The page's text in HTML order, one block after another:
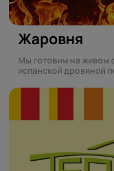
Жаровня
Мы готовим на живом
испанской дровяной